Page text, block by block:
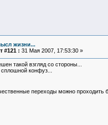
жизни...
#121 : 31 Мая 2007, 17:53:30 »
такой взгляд со стороны...
конфуз...
переходы можно проходить